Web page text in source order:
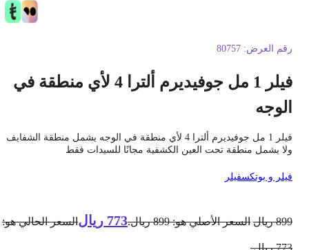
العرض: 80757
فيلر 1 مل جوفيديرم ألترا 4 لأي منطقة في
فيلر 1 مل جوفيديرم ألترا 4 لأي منطقة في الوجه يشمل منطقة الشفايف
يشمل منطقة تحت العين الكشفية مجانًا للسيدات فقط
و بوتكسفيلر
ريال السعر الأصلي هو: 899 ريال. 773 ريال السعر الحالي هو: